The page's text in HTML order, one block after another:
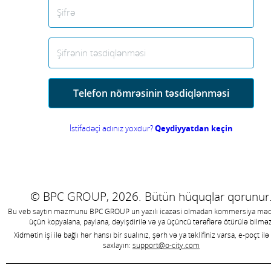
Şifrə
Şifrənin təsdiqlənməsi
Telefon nömrəsinin təsdiqlənməsi
İstifadəçi adınız yoxdur?Qeydiyyatdan keçin
© BPC GROUP, 2026. Bütün hüquqlar
Bu veb saytın məzmunu BPC GROUPun yazılı icazəsi olmadan kommersiya
üçün kopyalana, paylana, dəyişdirilə və ya üçüncü tərəflərə ötürülə
Xidmətin işi ilə bağlı hər hansı bir sualınız, şərh və ya təklifiniz varsa, e-poçt
saxlayın: support@o-city.com